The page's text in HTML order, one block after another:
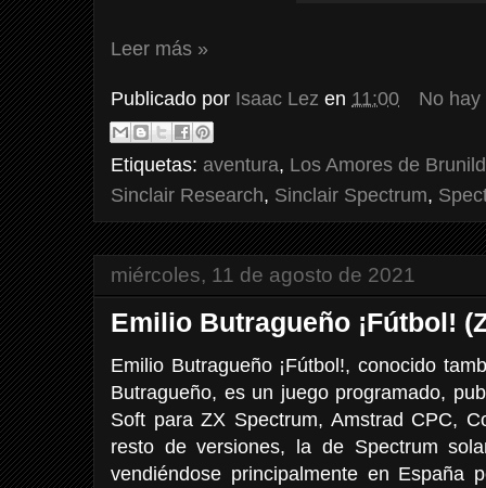
Leer más »
Publicado por Isaac Lez en 11:00 No
Etiquetas: aventura, Los Amores de
Sinclair Research, Sinclair Spectrum,
miércoles, 11 de agosto de 2021
Emilio Butragueño ¡Fútbol!
Emilio Butragueño ¡Fútbol!, conocido
Butragueño, es un juego programado,
Soft para ZX Spectrum, Amstrad CPC,
resto de versiones, la de Spectrum
vendiéndose principalmente en España